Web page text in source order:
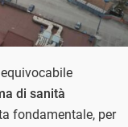
di sanità
fondamentale, per